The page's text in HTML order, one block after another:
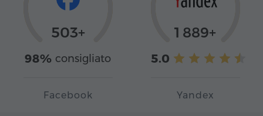
503+
98% consigliato
Facebook
1 889+
5.0
Yandex